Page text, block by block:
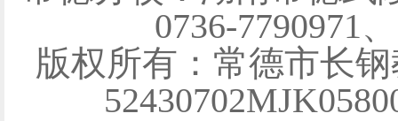
0736-7790971
版权所有：常德市长